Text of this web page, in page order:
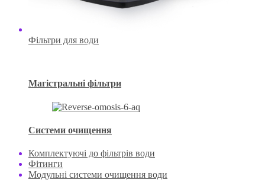
Фільтри для води
Магістральні фільтри
Системи очищення
Комплектуючі до фільтрів води
Фітинги
Модульні системи очищення води